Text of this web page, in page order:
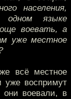
населения,
языке
воевать, а
уже местное
всё местное
уже воспримут
они воевали, в